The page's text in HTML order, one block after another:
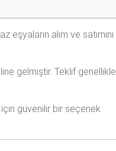
alım ve satımını
gelmiştir. Teklif genellikle
için güvenilir bir seçenek